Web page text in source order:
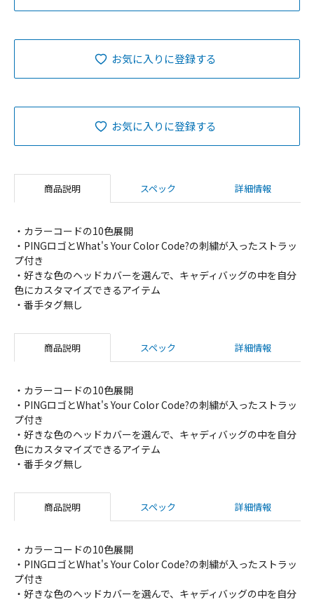
お気に入りに登録する
お気に入りに登録する
商品説明 スペック 詳細情報
・カラーコードの10色展開
・PINGロゴとWhat's Your Color Code?の刺繍が入ったストラッ
プ付き
・好きな色のヘッドカバーを選んで、キャディバッグの中を自分
色にカスタマイズできるアイテム
・番手タグ無し
商品説明 スペック 詳細情報
・カラーコードの10色展開
・PINGロゴとWhat's Your Color Code?の刺繍が入ったストラッ
プ付き
・好きな色のヘッドカバーを選んで、キャディバッグの中を自分
色にカスタマイズできるアイテム
・番手タグ無し
商品説明 スペック 詳細情報
・カラーコードの10色展開
・PINGロゴとWhat's Your Color Code?の刺繍が入ったストラッ
プ付き
・好きな色のヘッドカバーを選んで、キャディバッグの中を自分